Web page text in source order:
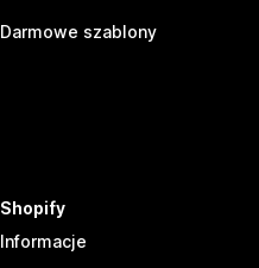
Darmowe szablony
Shopify
Informacje